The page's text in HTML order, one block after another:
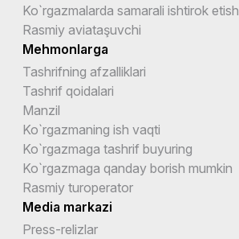
Ko`rgazmalarda samarali ishtirok etish
Rasmiy aviataşuvchi
Mehmonlarga
Tashrifning afzalliklari
Tashrif qoidalari
Manzil
Ko`rgazmaning ish vaqti
Ko`rgazmaga tashrif buyuring
Ko`rgazmaga qanday borish mumkin
Rasmiy turoperator
Media markazi
Press-relizlar